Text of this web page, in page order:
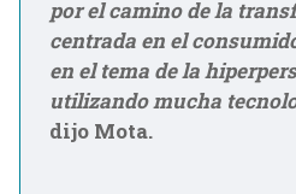
por el camino de la
centrada en el
en el tema de la
utilizando mucha
dijo Mota.